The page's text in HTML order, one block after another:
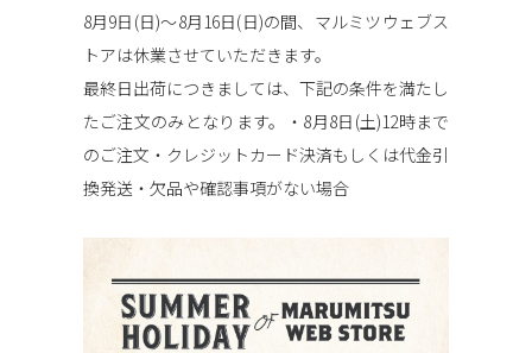
8月9日(日)〜8月16日(日)の間、マルミツウェブス
トアは休業させていただきます。
最終日出荷につきましては、下記の条件を満たし
たご注文のみとなります。
・8月8日(土)12時まで
のご注文 ・クレジットカード決済もしくは代金引
換発送・欠品や確認事項がない場合